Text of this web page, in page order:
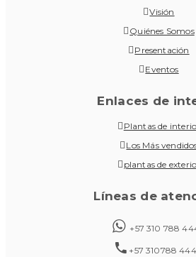
Visión
Quiénes Somos
Presentación
Eventos
Enlaces de
Plantas de
Los Más
plantas de
Líneas de
+57 310 788
+57 310788